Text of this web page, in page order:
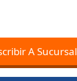
A Sucursal